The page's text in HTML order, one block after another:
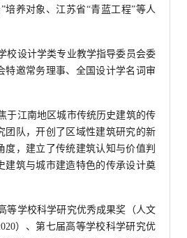
培养对象、江苏省“青蓝工程”等人
校设计学类专业教学指导委员会委
特邀常务理事、全国设计学名词审
于江南地区城市传统历史建筑的传
团队，开创了区域性建筑研究的新
度，建立了传统建筑认知与价值判
建筑与城市建造特色的传承设计奠
等学校科学研究优秀成果奖（人文
）、第七届高等学校科学研究优